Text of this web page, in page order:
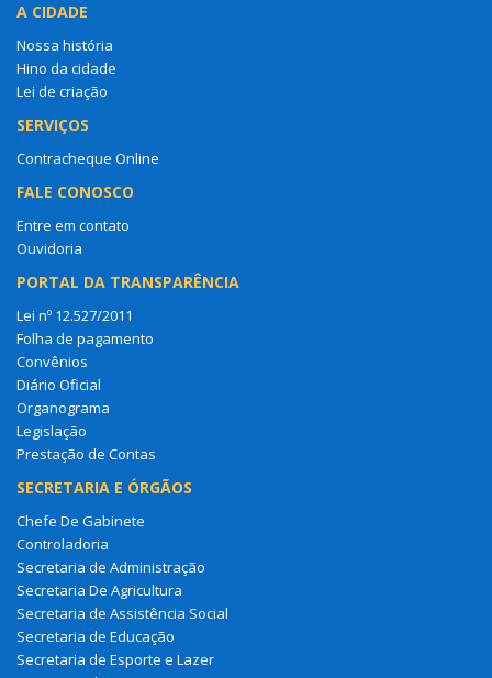
A CIDADE
Nossa história
Hino da cidade
Lei de criação
SERVIÇOS
Contracheque Online
FALE CONOSCO
Entre em contato
Ouvidoria
PORTAL DA TRANSPARÊNCIA
Lei nº 12.527/2011
Folha de pagamento
Convênios
Diário Oficial
Organograma
Legislação
Prestação de Contas
SECRETARIA E ÓRGÃOS
Chefe De Gabinete
Controladoria
Secretaria de Administração
Secretaria De Agricultura
Secretaria de Assistência Social
Secretaria de Educação
Secretaria de Esporte e Lazer